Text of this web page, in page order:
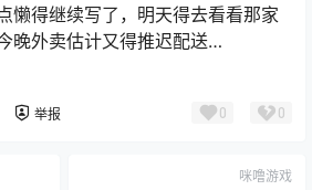
懒得继续写了，明天得去看看那家
晚外卖估计又得推迟配送…
举报 0 0
咪噜游戏